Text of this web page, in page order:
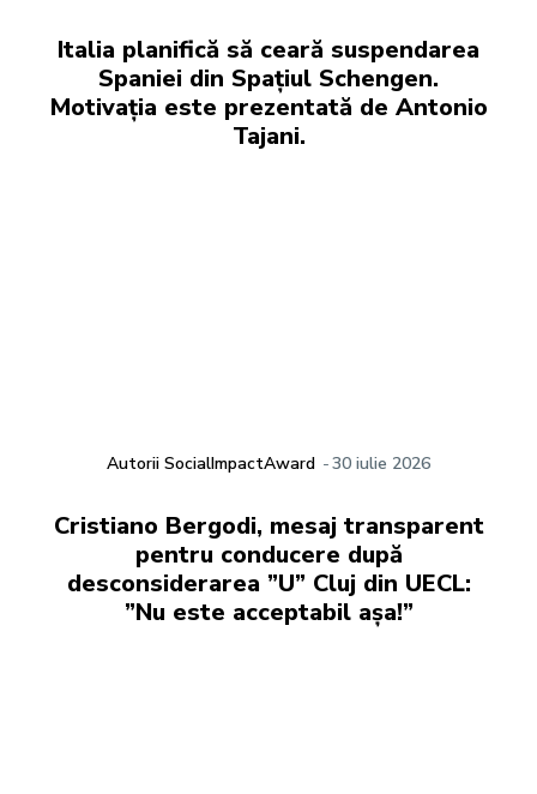
Italia planifică să ceară suspendarea
Spaniei din Spațiul Schengen.
Motivația este prezentată de Antonio
Tajani.
Autorii SocialImpactAward -30 iulie 2026
Cristiano Bergodi, mesaj transparent
pentru conducere după
desconsiderarea ”U” Cluj din UECL:
”Nu este acceptabil așa!”